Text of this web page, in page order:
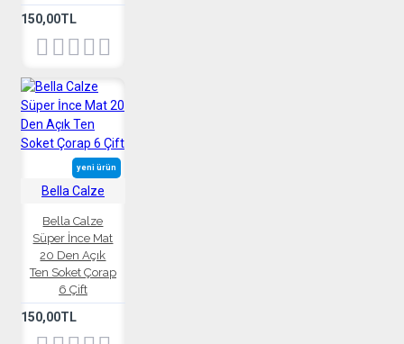
150,00TL
yeni ürün
Bella Calze
Bella Calze
Süper İnce Mat
20 Den Açık
Ten Soket Çorap
6 Çift
150,00TL